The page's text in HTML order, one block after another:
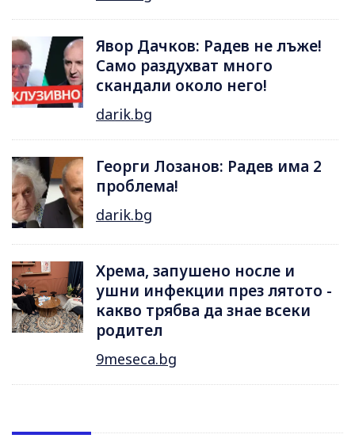
Явор Дачков: Радев не лъже!
Само раздухват много
скандали около него!
darik.bg
Георги Лозанов: Радев има 2
проблема!
darik.bg
Хрема, запушено носле и
ушни инфекции през лятотo -
какво трябва да знае всеки
родител
9meseca.bg